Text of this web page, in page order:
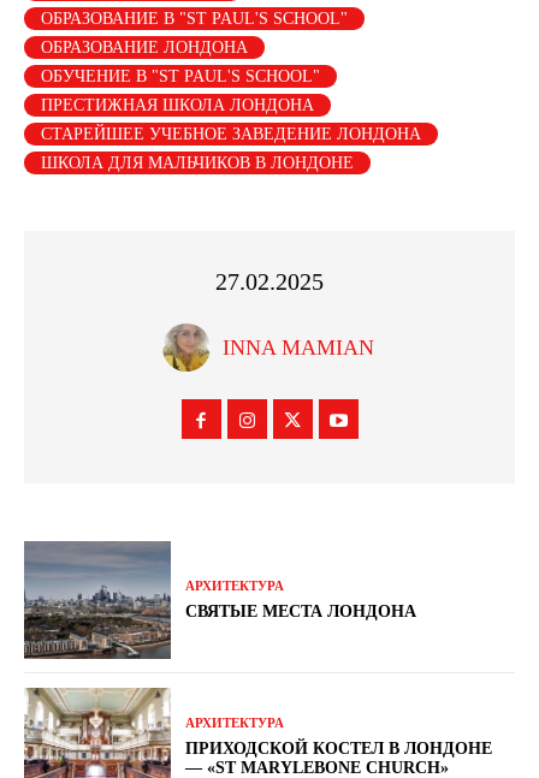
ОБРАЗОВАНИЕ В "ST PAUL'S SCHOOL"
ОБРАЗОВАНИЕ ЛОНДОНА
ОБУЧЕНИЕ В "ST PAUL'S SCHOOL"
ПРЕСТИЖНАЯ ШКОЛА ЛОНДОНА
СТАРЕЙШЕЕ УЧЕБНОЕ ЗАВЕДЕНИЕ ЛОНДОНА
ШКОЛА ДЛЯ МАЛЬЧИКОВ В ЛОНДОНЕ
27.02.2025
INNA MAMIAN
АРХИТЕКТУРА
СВЯТЫЕ МЕСТА ЛОНДОНА
АРХИТЕКТУРА
ПРИХОДСКОЙ КОСТЕЛ В ЛОНДОНЕ
— «ST MARYLEBONE CHURCH»